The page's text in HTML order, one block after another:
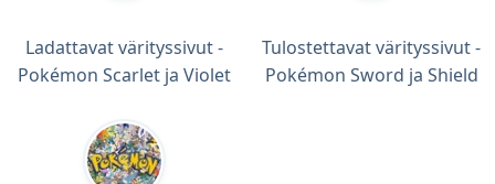
Ladattavat värityssivut -
Pokémon Scarlet ja Violet
Tulostettavat värityssivut -
Pokémon Sword ja Shield